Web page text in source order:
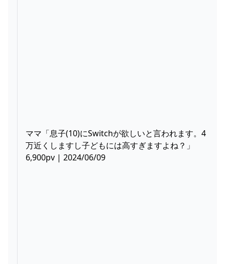
ママ「息子(10)にSwitchが欲しいと言われます。4
万近くしますし子どもには高すぎますよね？」
6,900pv | 2024/06/09